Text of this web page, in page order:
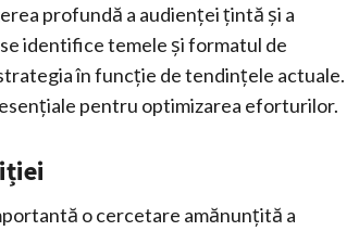
profundă a audienței țintă și a
identifice temele și formatul de
în funcție de tendințele actuale.
pentru optimizarea eforturilor.
o cercetare amănunțită a